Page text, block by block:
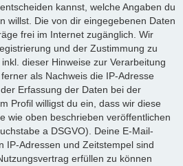
kannst, welche Angaben du
willst. Die von dir eingegebenen Daten
frei im Internet zugänglich. Wir
und der Zustimmung zu
dieser Hinweise zur Verarbeitung
als Nachweis die IP-Adresse
Erfassung der Daten bei der
Profil willigst du ein, dass wir diese
wie oben beschrieben veröffentlichen
a DSGVO). Deine E-Mail-
IP-Adressen und Zeitstempel sind
erfüllen zu können